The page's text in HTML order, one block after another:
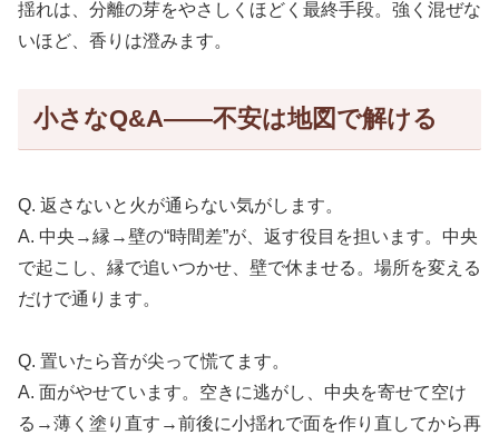
揺れは、分離の芽をやさしくほどく最終手段。強く混ぜな
いほど、香りは澄みます。
小さなQ&A——不安は地図で解ける
Q. 返さないと火が通らない気がします。
A. 中央→縁→壁の“時間差”が、返す役目を担います。中央
で起こし、縁で追いつかせ、壁で休ませる。場所を変える
だけで通ります。
Q. 置いたら音が尖って慌てます。
A. 面がやせています。空きに逃がし、中央を寄せて空け
る→薄く塗り直す→前後に小揺れで面を作り直してから再